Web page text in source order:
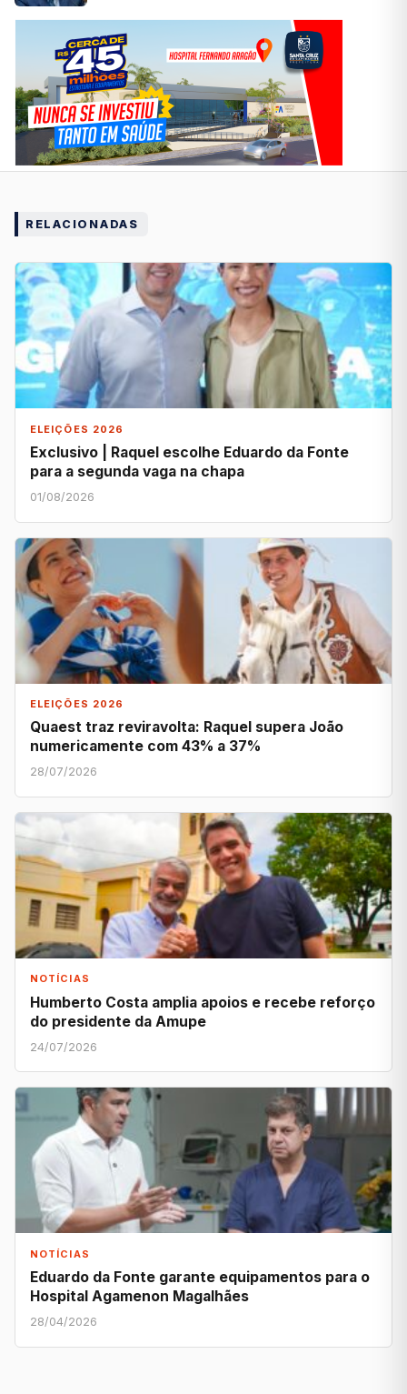
RELACIONADAS
ELEIÇÕES 2026
Exclusivo | Raquel escolhe Eduardo da Fonte
para a segunda vaga na chapa
01/08/2026
ELEIÇÕES 2026
Quaest traz reviravolta: Raquel supera João
numericamente com 43% a 37%
28/07/2026
NOTÍCIAS
Humberto Costa amplia apoios e recebe reforço
do presidente da Amupe
24/07/2026
NOTÍCIAS
Eduardo da Fonte garante equipamentos para o
Hospital Agamenon Magalhães
28/04/2026